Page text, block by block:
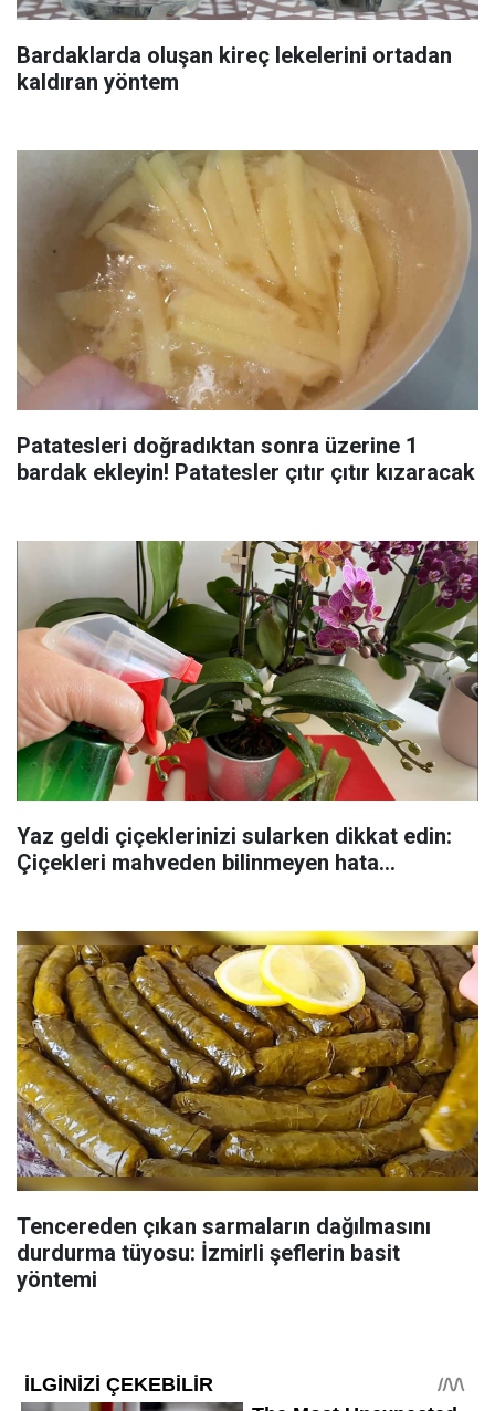
Bardaklarda oluşan kireç lekelerini ortadan
kaldıran yöntem
Patatesleri doğradıktan sonra üzerine 1
bardak ekleyin! Patatesler çıtır çıtır kızaracak
Yaz geldi çiçeklerinizi sularken dikkat edin:
Çiçekleri mahveden bilinmeyen hata...
Tencereden çıkan sarmaların dağılmasını
durdurma tüyosu: İzmirli şeflerin basit
yöntemi